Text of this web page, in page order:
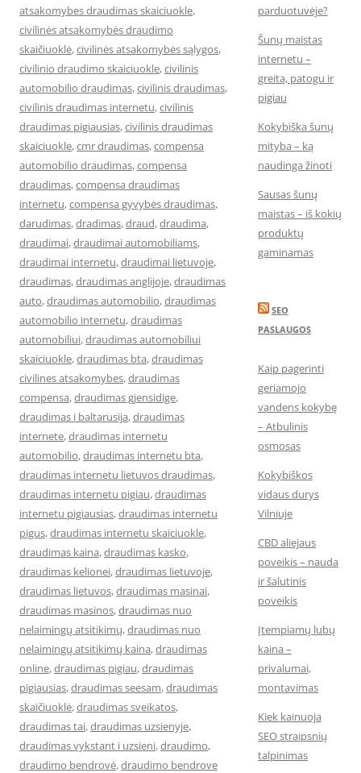
atsakomybes draudimas skaiciuokle,
civilinės atsakomybės draudimo
skaičiuoklė,civilinės atsakomybės sąlygos,
civilinio draudimo skaiciuokle,civilinis
automobilio draudimas,civilinis draudimas,
civilinis draudimas internetu,civilinis
draudimas pigiausias,civilinis draudimas
skaiciuokle,cmr draudimas,compensa
automobilio draudimas,compensa
draudimas,compensa draudimas
internetu,compensa gyvybės draudimas,
darudimas,dradimas,draud,draudima,
draudimai,draudimai automobiliams,
draudimai internetu,draudimai lietuvoje,
draudimas,draudimas anglijoje,draudimas
auto,draudimas automobilio,draudimas
automobilio internetu,draudimas
automobiliui,draudimas automobiliui
skaiciuokle,draudimas bta,draudimas
civilines atsakomybes,draudimas
compensa,draudimas gjensidige,
draudimas i baltarusija,draudimas
internete,draudimas internetu
automobilio,draudimas internetu bta,
draudimas internetu lietuvos draudimas,
draudimas internetu pigiau,draudimas
internetu pigiausias,draudimas internetu
pigus,draudimas internetu skaiciuokle,
draudimas kaina,draudimas kasko,
draudimas kelionei,draudimas lietuvoje,
draudimas lietuvos,draudimas masinai,
draudimas masinos,draudimas nuo
nelaimingų atsitikimų,draudimas nuo
nelaimingų atsitikimų kaina,draudimas
online,draudimas pigiau,draudimas
pigiausias,draudimas seesam,draudimas
skaičiuoklė,draudimas sveikatos,
draudimas tai,draudimas uzsienyje,
draudimas vykstant i uzsieni,draudimo,
draudimo bendrovė,draudimo bendrove
parduotuvėje?
Šunų maistas
internetu –
greita, patogu ir
pigiau
Kokybiška šunų
mityba – ką
naudinga žinoti
Sausas šunų
maistas – iš kokių
produktų
gaminamas
SEO
PASLAUGOS
Kaip pagerinti
geriamojo
vandens kokybę
– Atbulinis
osmosas
Kokybiškos
vidaus durys
Vilniuje
CBD aliejaus
poveikis – nauda
ir šalutinis
poveikis
Įtempiamų lubų
kaina –
privalumai,
montavimas
Kiek kainuoja
SEO straipsnių
talpinimas